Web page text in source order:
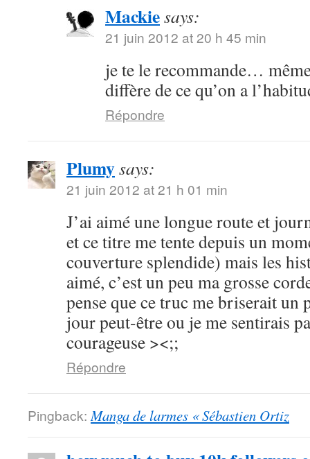
Mackiesays:
21 juin 2012 at 20 h 45 min
je te le recommande…
diffère de ce qu’on a
Répondre
Plumysays:
21 juin 2012 at 21 h 01 min
J’ai aimé une longue route et
et ce titre me tente depuis un
couverture splendide) mais les
aimé, c’est un peu ma grosse
pense que ce truc me briserait un
jour peut-être ou je me sentirais
courageuse ><;;
Répondre
Pingback: Manga de larmes « Sébastien Ortiz